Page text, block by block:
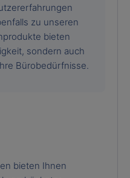
zu unseren
bieten
sondern auch
Bürobedürfnisse.
bieten Ihnen